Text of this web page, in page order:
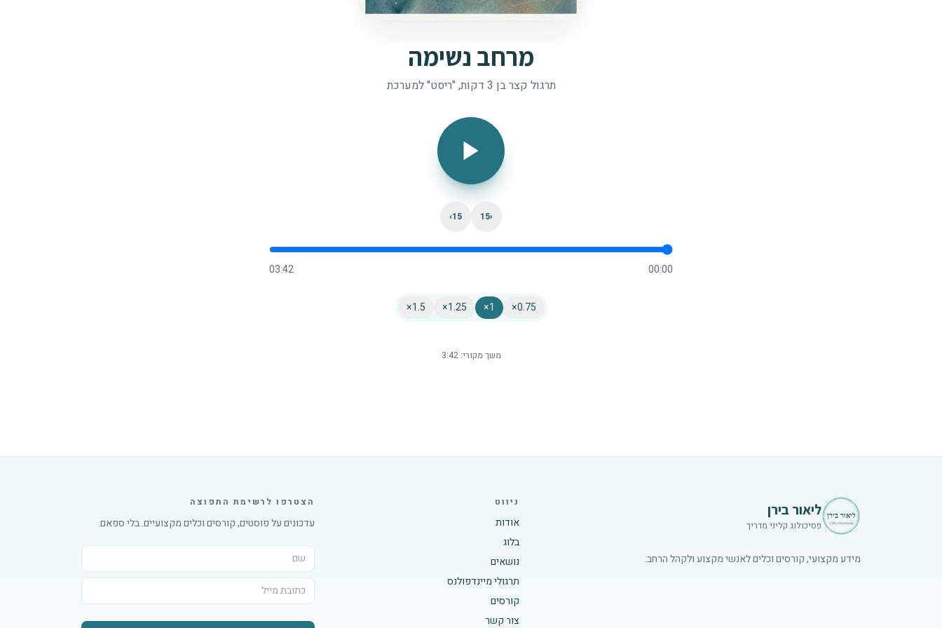
מרחב נשימה
תרגול קצר בן 3 דקות, "ריסט" למערכת
‹15
15›
00:00
03:42
0.75
×
1
×
1.25
×
1.5
×
משך מקורי:3:42
ליאור בירן
פסיכולוג קליני מדריך
מידע מקצועי, קורסים וכלים לאנשי מקצוע ולקהל הרחב.
ניווט
אודות
בלוג
נושאים
תרגולי מיינדפולנס
קורסים
צור קשר
הצטרפו לרשימת התפוצה
עדכונים על פוסטים, קורסים וכלים מקצועיים. בלי ספאם.